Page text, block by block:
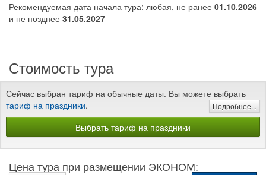
Рекомендуемая дата начала тура: любая, не ранее 01.10.2026
и не позднее 31.05.2027
Стоимость тура
Сейчас выбран тариф на обычные даты. Вы можете выбрать
тариф на праздники. Подробнее...
Выбрать тариф на праздники
Цена тура при размещении ЭКОНОМ: